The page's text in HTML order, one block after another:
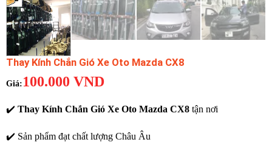
Thay Kính Chắn Gió Xe Oto Mazda CX8
100.000 VND
✔️ Thay Kính Chắn Gió Xe Oto Mazda CX8 tận nơi
✔️ Sản phẩm đạt chất lượng Châu Âu